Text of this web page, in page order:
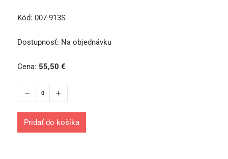
Kód: 007-913S
Dostupnosť: Na objednávku
Cena: 55,50 €
Pridať do košíka